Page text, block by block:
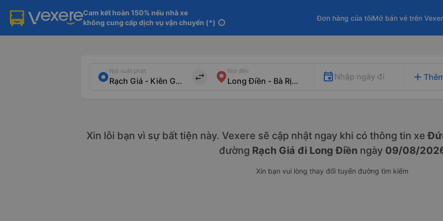
Cam kết hoàn 150% nếu nhà xe
không cung cấp dịch vụ vận chuyển (*) info
Đơn hàng của tôiMở bán vé trên
Nơi xuất phát
import_export
Nơi đến
Nhập ngày đi add
Xin lỗi bạn vì sự bất tiện này. Vexere sẽ cập nhật ngay khi có thông tin xe
đường Rạch Giá đi Long Điền ngày 09/08/
Xin bạn vui lòng thay đổi tuyến đường tìm kiếm